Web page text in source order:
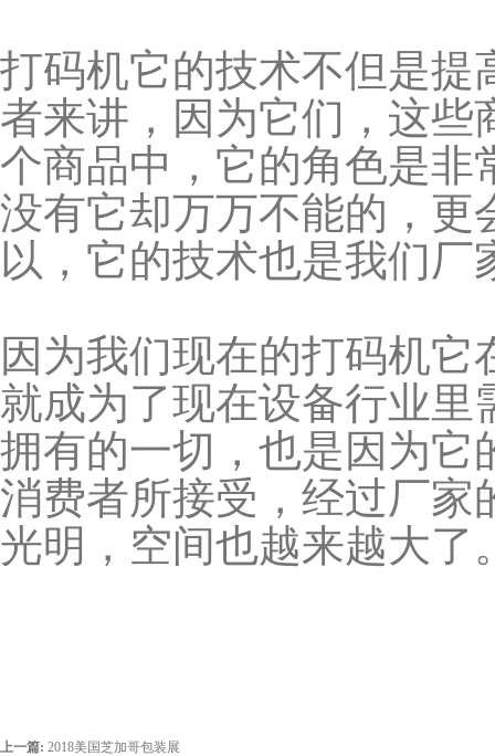
打码机它的技术不但是提
者来讲，因为它们，这些
个商品中，它的角色是非
没有它却万万不能的，更
以，它的技术也是我们厂
因为我们现在的打码机
就成为了现在设备行业里
拥有的一切，也是因为它
消费者所接受，经过厂家
光明，空间也越来越大了
上一篇: 2018美国芝加哥包装展